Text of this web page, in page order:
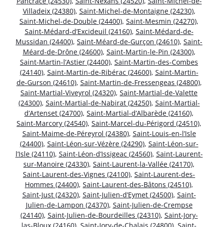
Villadeix (24380), Saint-Michel-de-Montaigne (24230),
Saint-Michel-de-Double (24400), Saint-Mesmin (24270),
Saint-Médard-d’Excideuil (24160), Saint-Médard-de-
Mussidan (24400), Saint-Méard-de-Gurçon (24610), Saint-
Méard-de-Drône (24600), Saint-Martin-le-Pin (24300),
Saint-Martin-l’Astier (24400), Saint-Martin-des-Combes
(24140), Saint-Martin-de-Ribérac (24600), Saint-Martin-
de-Gurson (24610), Saint-Martin-de-Fressengeas (24800),
Saint-Martial-Viveyrol (24320), Saint-Martial-de-Valette
(24300), Saint-Martial-de-Nabirat (24250), Saint-Martial-
d’Artenset (24700), Saint-Martial-d’Albarède (24160),
Saint-Marcory (24540), Saint-Marcel-du-Périgord (24510),
Saint-Maime-de-Péreyrol (24380), Saint-Louis-en-l’Isle
(24400), Saint-Léon-sur-Vézère (24290), Saint-Léon-sur-
l’Isle (24110), Saint-Léon-d’Issigeac (24560), Saint-Laurent-
sur-Manoire (24330), Saint-Laurent-la-Vallée (24170),
Saint-Laurent-des-Vignes (24100), Saint-Laurent-des-
Hommes (24400), Saint-Laurent-des-Bâtons (24510),
Saint-Just (24320), Saint-Julien-d’Eymet (24500), Saint-
Julien-de-Lampon (24370), Saint-Julien-de-Crempse
(24140), Saint-Julien-de-Bourdeilles (24310), Saint-Jory-